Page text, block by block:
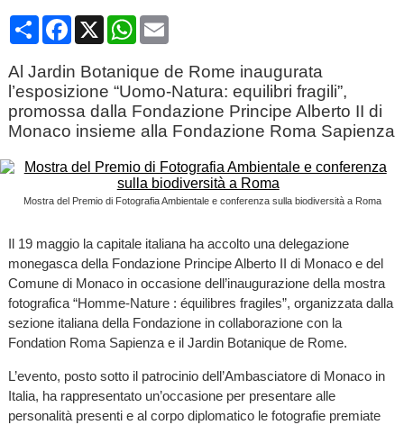
CondividiFacebook
X WhatsApp
Email
Al Jardin Botanique de Rome inaugurata
l’esposizione “Uomo-Natura: equilibri fragili”,
promossa dalla Fondazione Principe Alberto II di
Monaco insieme alla Fondazione Roma Sapienza
Mostra del Premio di Fotografia Ambientale e conferenza sulla biodiversità a Roma
Il 19 maggio la capitale italiana ha accolto una delegazione
monegasca della Fondazione Principe Alberto II di Monaco e del
Comune di Monaco in occasione dell’inaugurazione della mostra
fotografica “Homme-Nature : équilibres fragiles”, organizzata dalla
sezione italiana della Fondazione in collaborazione con la
Fondation Roma Sapienza e il Jardin Botanique de Rome.
L’evento, posto sotto il patrocinio dell’Ambasciatore di Monaco in
Italia, ha rappresentato un’occasione per presentare alle
personalità presenti e al corpo diplomatico le fotografie premiate